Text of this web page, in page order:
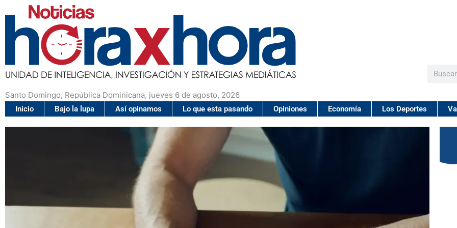
Santo Domingo, República Dominicana, jueves 6 de agosto, 2026
Buscar
Inicio Bajo la lupa Así opinamos Lo que esta pasando Opiniones Economía Los Deportes